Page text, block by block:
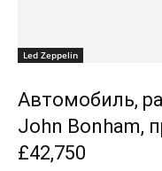
Led Zeppelin
Автомобиль,
John Bonham,
£42,750